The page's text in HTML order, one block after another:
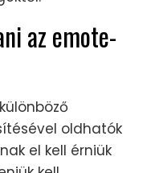
az emote-
oldhatók
el kell érniük